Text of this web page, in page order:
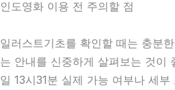
인도영화 이용 전 주의할 점
일러스트기초를 확인할 때는 충분
는 안내를 신중하게 살펴보는 것이
일 13시31분 실제 가능 여부나 세